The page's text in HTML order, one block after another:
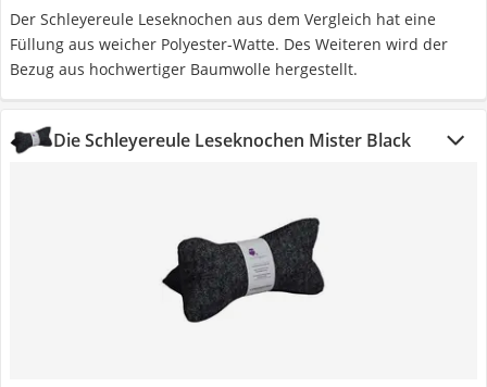
Der Schleyereule Leseknochen aus dem Vergleich hat eine
Füllung aus weicher Polyester-Watte. Des Weiteren wird der
Bezug aus hochwertiger Baumwolle hergestellt.
Die Schleyereule Leseknochen Mister Black